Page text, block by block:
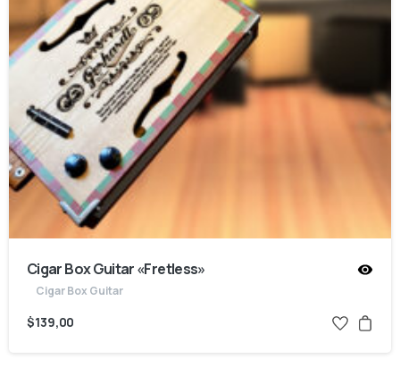
Cigar Box Guitar «Fretless»
Cigar Box Guitar
$139,00